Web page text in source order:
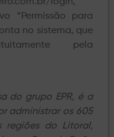
“Permissão para
no sistema, que
pela
do grupo EPR, é a
administrar os 605
regiões do Litoral,